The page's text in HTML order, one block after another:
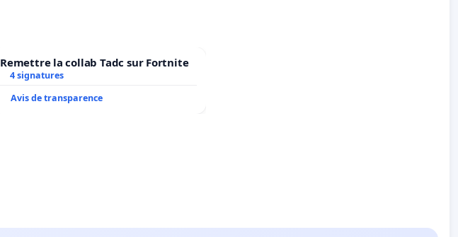
Remettre la collab Tadc sur Fortnite
4 signatures
Avis de transparence